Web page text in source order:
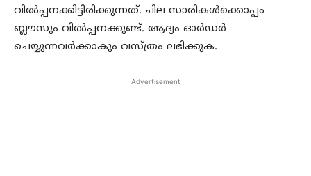
വില്‍പ്പനക്കിട്ടിരിക്കുന്നത്. ചില സാരികള്‍ക്കൊപ്പം
ബ്ലൗസും വില്‍പ്പനക്കുണ്ട്. ആദ്യം ഓര്‍ഡര്‍
ചെയ്യുന്നവര്‍ക്കാകും വസ്ത്രം ലഭിക്കുക.
Advertisement